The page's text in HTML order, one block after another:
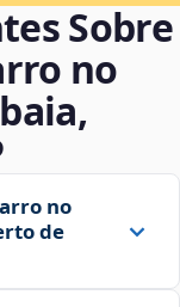
Sobre
no
no
de